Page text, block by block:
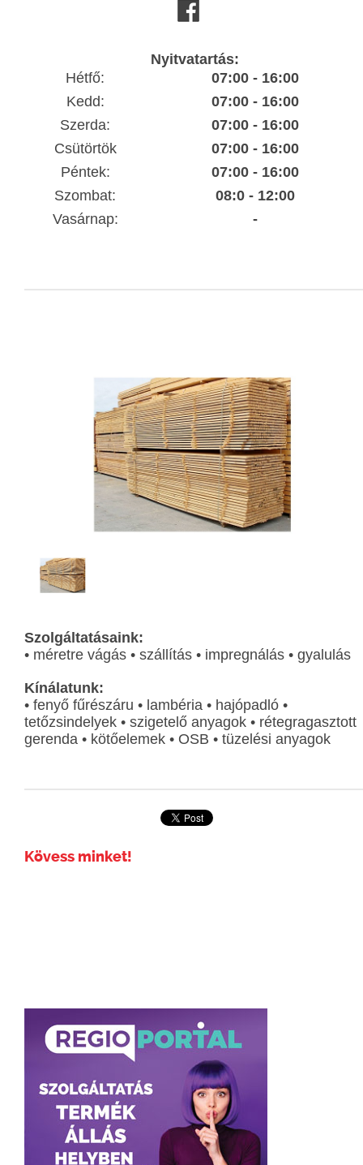
Nyitvatartás:
Hétfő:
07:00 - 16:00
Kedd:
07:00 - 16:00
Szerda:
07:00 - 16:00
Csütörtök
07:00 - 16:00
Péntek:
07:00 - 16:00
Szombat:
08:0 - 12:00
Vasárnap:
-
Szolgáltatásaink:
• méretre vágás • szállítás • impregnálás • gyalulás
Kínálatunk:
• fenyő fűrészáru • lambéria • hajópadló •
tetőzsindelyek • szigetelő anyagok • rétegragasztott
gerenda • kötőelemek • OSB • tüzelési anyagok
Kövess minket!